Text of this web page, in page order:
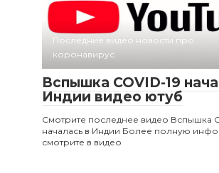
Последние видео новости про
коронавирус
Вспышка COVID-19
Индии видео ютуб
Смотрите последнее видео Вспышка
началась в Индии Более полную
смотрите в видео